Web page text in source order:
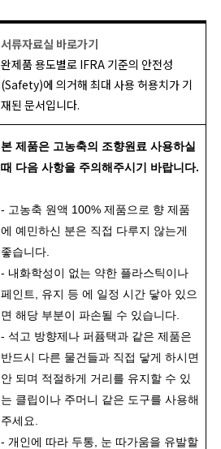
서류자료실 바로가기
완제품 용도별로 IFRA 기준의 안전성
(Safety)에 의거해 최대 사용 허용치가 기
재된 문서입니다.
본 제품은 고농축의 조향원료 사용하실
때 다음 사항을 주의해주시기 바랍니다.
- 고농축 원액 100% 제품으로 향 제품
에 예민하신 분은 직접 다루지 않는게
좋습니다.
- 내화학성이 없는 약한 플라스틱이나
페인트, 유지 등 에 일정 시간 닿아 있으
면 해당 부분이 파손될 수 있습니다.
- 석고 방향제나 퍼퓸택과 같은 제품은
반드시 다른 물건들과 직접 닿게 하시면
안 되며 적절하게 거리를 유지할 수 있
는 클립이나 주머니 같은 도구를 사용해
주세요.
- 개인에 따라 두통, 눈 따가움을 유발할